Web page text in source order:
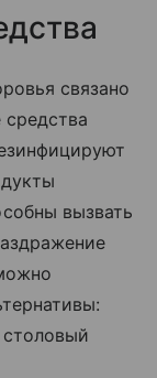
связано
средства
вызвать
столовый